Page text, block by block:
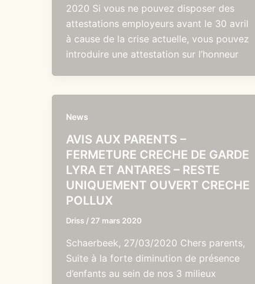
2020 Si vous ne pouvez disposer des
attestations employeurs avant le 30 avril
à cause de la crise actuelle, vous pouvez
introduire une attestation sur l’honneur
News
AVIS AUX PARENTS –
FERMETURE CRECHE DE GARDE
LYRA ET ANTARES – RESTE
UNIQUEMENT OUVERT CRECHE
POLLUX
Driss / 27 mars 2020
Schaerbeek, 27/03/2020 Chers parents,
Suite à la forte diminution de présence
d’enfants au sein de nos 3 milieux